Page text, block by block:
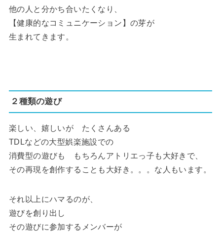
他の人と分かち合いたくなり、
【健康的なコミュニケーション】の芽が
生まれてきます。
２種類の遊び
楽しい、嬉しいが たくさんある
TDLなどの大型娯楽施設での
消費型の遊びも もちろんアトリエっ子も大好きで、
その再現を創作することも大好き。。。な人もいます。
それ以上にハマるのが、
遊びを創り出し
その遊びに参加するメンバーが